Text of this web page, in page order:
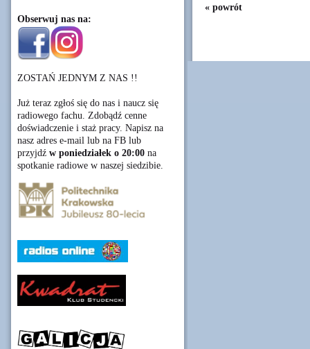
Obserwuj nas na:
ZOSTAŃ JEDNYM Z NAS !!
Już teraz zgłoś się do nas i naucz się
radiowego fachu. Zdobądź cenne
doświadczenie i staż pracy. Napisz na
nasz adres e-mail lub na FB lub
przyjdź w poniedziałek o 20:00 na
spotkanie radiowe w naszej siedzibie.
« powrót